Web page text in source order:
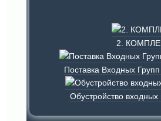
2.
Поставка Входных
Обустройство